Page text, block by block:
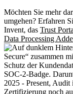
Möchten Sie mehr
umgehen? Erfahren
Invent, das Trust
Data Processing